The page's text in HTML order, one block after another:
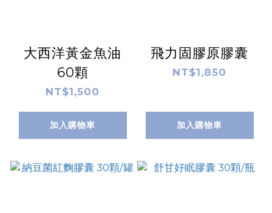
大西洋黃金魚油
60顆
NT$1,500
加入購物車
飛力固膠原膠囊
NT$1,850
加入購物車